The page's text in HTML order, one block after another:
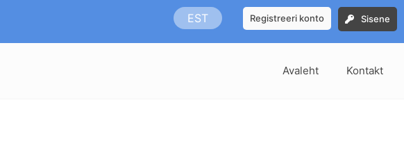
EST Registreeri konto Sisene
Avaleht Kontakt